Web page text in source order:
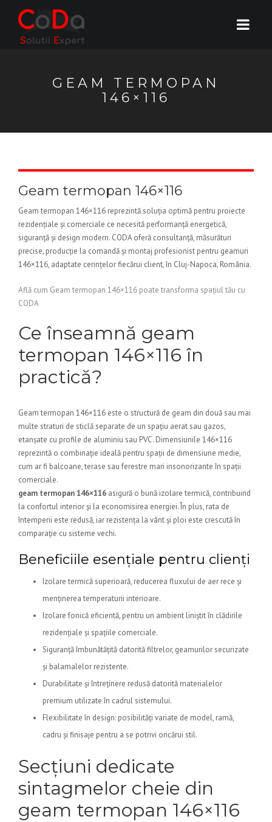
GEAM TERMOPAN
146×116
Geam termopan 146×116
Geam termopan 146×116 reprezintă soluția optimă pentru proiecte
rezidențiale și comerciale ce necesită performanță energetică,
siguranță și design modern. CODA oferă consultanță, măsurături
precise, producție la comandă și montaj profesionist pentru geamuri
146×116, adaptate cerințelor fiecărui client, în Cluj-Napoca, România.
Află cum Geam termopan 146×116 poate transforma spațiul tău cu
CODA
Ce înseamnă geam
termopan 146×116 în
practică?
Geam termopan 146×116 este o structură de geam din două sau mai
multe straturi de sticlă separate de un spațiu aerat sau gazos,
etanșate cu profile de aluminiu sau PVC. Dimensiunile 146×116
reprezintă o combinație ideală pentru spații de dimensiune medie,
cum ar fi balcoane, terase sau ferestre mari insonorizante în spații
comerciale.
geam termopan 146×116 asigură o bună izolare termică, contribuind
la confortul interior și la economisirea energiei. În plus, rata de
întemperii este redusă, iar rezistența la vânt și ploi este crescută în
comparație cu sisteme vechi.
Beneficiile esențiale pentru clienți
Izolare termică superioară, reducerea fluxului de aer rece și
menținerea temperaturii interioare.
Izolare fonică eficientă, pentru un ambient liniștit în clădirile
rezidențiale și spațiile comerciale.
Siguranță îmbunătățită datorită filtrelor, geamurilor securizate
și balamalelor rezistente.
Durabilitate și întreținere redusă datorită materialelor
premium utilizate în cadrul sistemului.
Flexibilitate în design: posibilități variate de model, ramă,
cadru și finisaje pentru a se potrivi oricărui stil.
Secțiuni dedicate
sintagmelor cheie din
geam termopan 146×116